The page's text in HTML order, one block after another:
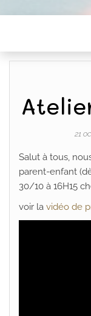
21
Salut à tous,
parent-enfant
30/10 à 16H15
voir la vidéo de